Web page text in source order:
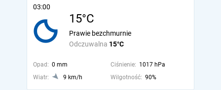
03:00
15°C
Odczuwalna 15°C
Prawie bezchmurnie
Opad: 0 mm Ciśnienie: 1017 hPa
Wiatr:
9 km/h Wilgotność: 90%